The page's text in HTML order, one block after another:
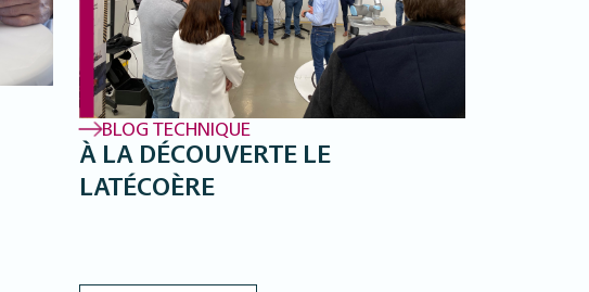
BLOG TECHNIQUE
À LA DÉCOUVERTE LE
LATÉCOÈRE